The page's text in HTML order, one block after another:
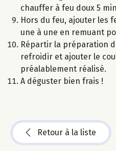
chauffer à feu doux 5
Hors du feu, ajouter les
une à une en remuant
Répartir la préparation
refroidir et ajouter le
préalablement réalisé.
A déguster bien frais !
Retour à la liste